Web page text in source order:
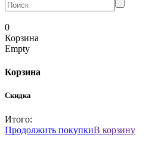
0
Корзина
Empty
Корзина
Скидка
Итого:
Продолжить покупкиВ корзину